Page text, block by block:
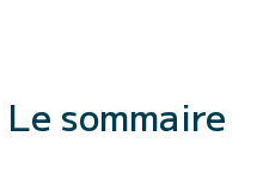
Le sommaire